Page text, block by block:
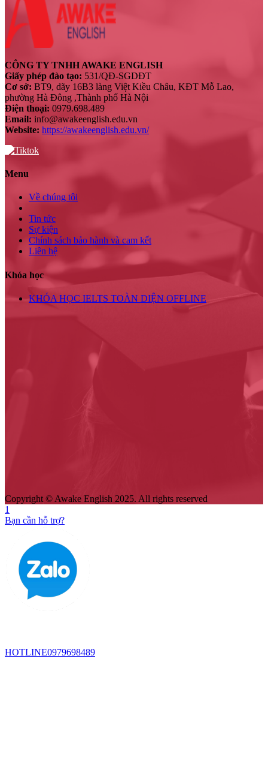
CÔNG TY TNHH AWAKE ENGLISH
Giấy phép đào tạo: 531/QĐ-SGDĐT
Cơ sở: BT9, dãy 16B3 làng Việt Kiều Châu, KĐT Mỗ Lao,
phường Hà Đông ,Thành phố Hà Nội
Điện thoại: 0979.698.489
Email: info@awakeenglish.edu.vn
Website: https://awakeenglish.edu.vn/
Menu
Về chúng tôi
Tin tức
Sự kiện
Chính sách bảo hành và cam kết
Liên hệ
Khóa học
KHÓA HỌC IELTS TOÀN DIỆN OFFLINE
Copyright © Awake English 2025. All rights reserved
1
Bạn cần hỗ trợ?
HOTLINE0979698489